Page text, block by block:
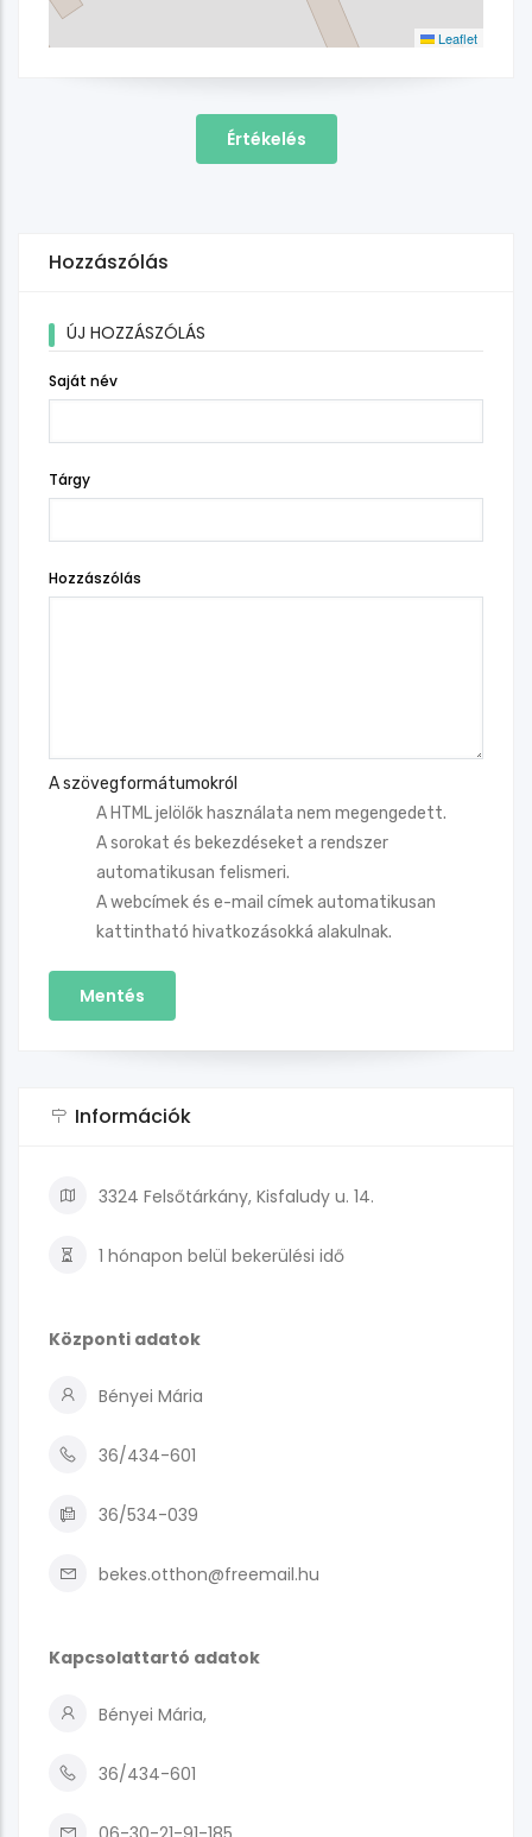
Leaflet
Értékelés
Hozzászólás
ÚJ HOZZÁSZÓLÁS
Saját név
Tárgy
Hozzászólás
A szövegformátumokról
A HTML jelölők használata nem megengedett.
A sorokat és bekezdéseket a rendszer
automatikusan felismeri.
A webcímek és e-mail címek automatikusan
kattintható hivatkozásokká alakulnak.
Információk
3324 Felsőtárkány, Kisfaludy u. 14.
1 hónapon belül bekerülési idő
Központi adatok
Bényei Mária
36/434-601
36/534-039
bekes.otthon@freemail.hu
Kapcsolattartó adatok
Bényei Mária,
36/434-601